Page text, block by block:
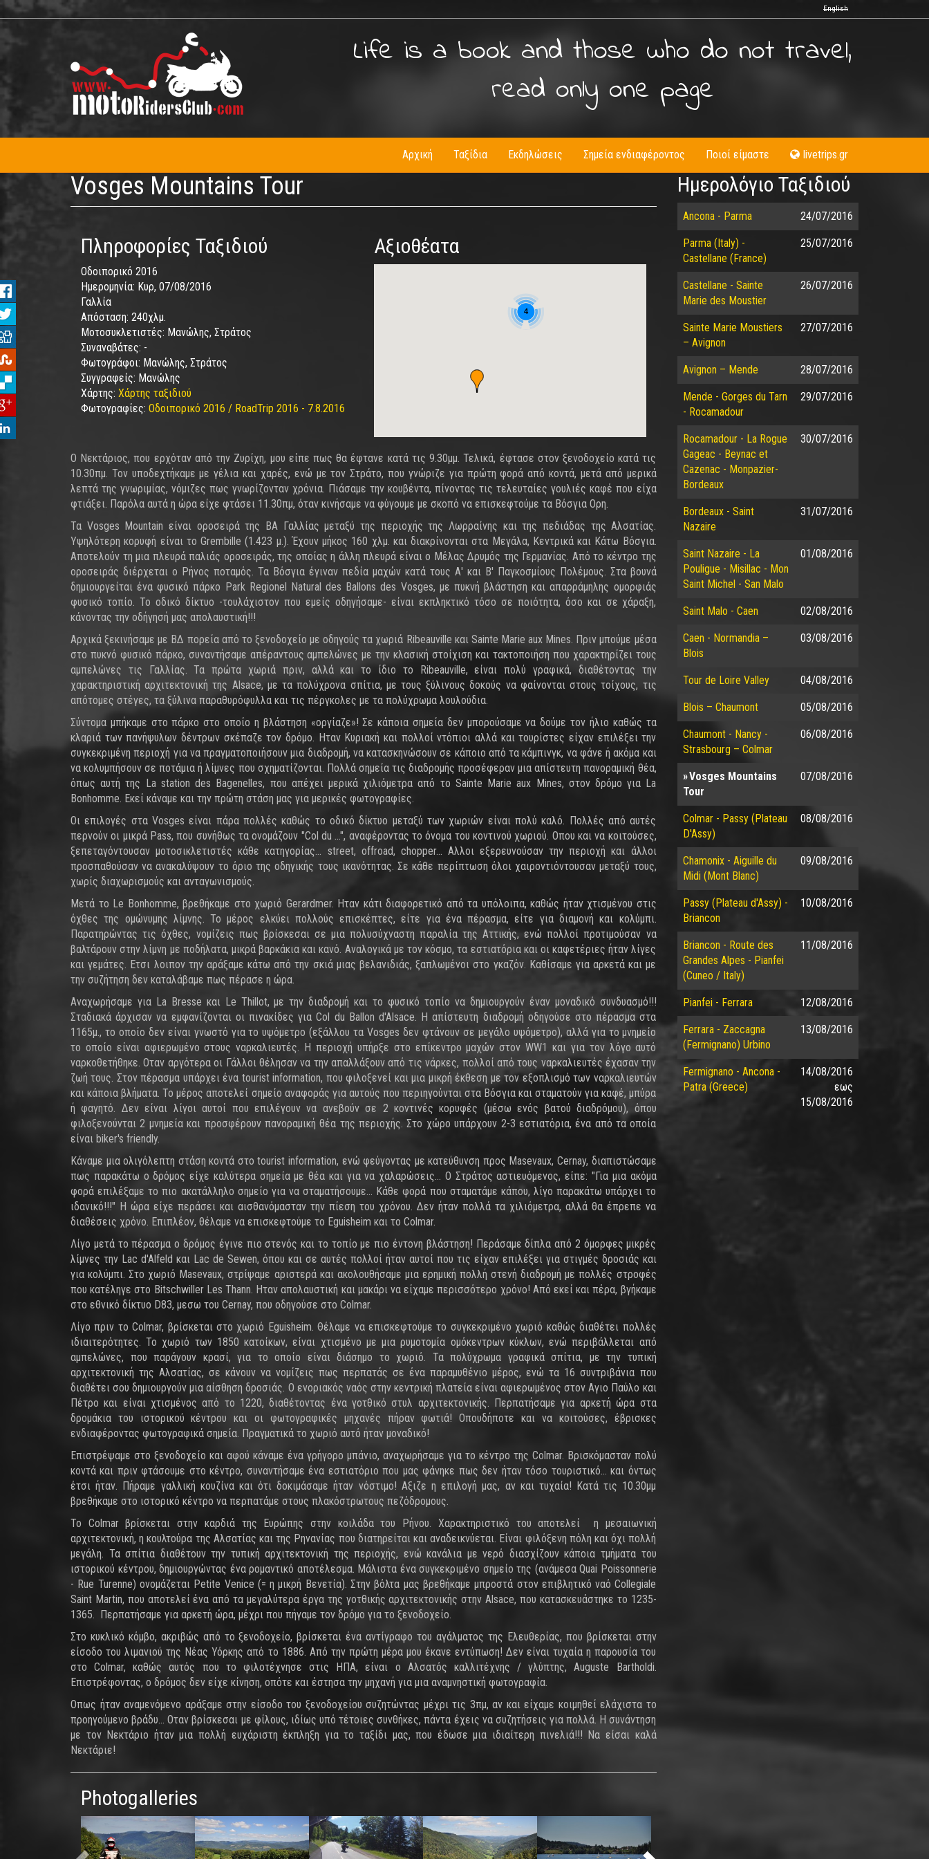
Παράκαμψη
προς
English
Life is a book and those who do not travel,
read only one page
Αρχική Ταξίδια Εκδηλώσεις Σημεία ενδιαφέροντος Ποιοί είμαστε livetrips.gr
Vosges Mountains Tour
Πληροφορίες Ταξιδιού
Οδοιπορικό 2016
Ημερομηνία: Κυρ, 07/08/2016
Γαλλία
Απόσταση: 240χλμ.
Μοτοσυκλετιστές: Μανώλης, Στράτος
Συναναβάτες: -
Φωτογράφοι: Μανώλης, Στράτος
Συγγραφείς: Μανώλης
Χάρτης: Χάρτης ταξιδιού
Φωτογραφίες: Οδοιπορικό 2016 / RoadTrip 2016 - 7.8.2016
Αξιοθέατα
4
Ο Νεκτάριος, που ερχόταν από την Ζυρίχη, μου είπε πως θα έφτανε κατά τις 9.30μμ. Τελικά, έφτασε στον ξενοδοχείο κατά τις
10.30πμ. Τον υποδεχτήκαμε με γέλια και χαρές, ενώ με τον Στράτο, που γνώριζε για πρώτη φορά από κοντά, μετά από μερικά
λεπτά της γνωριμίας, νόμιζες πως γνωρίζονταν χρόνια. Πιάσαμε την κουβέντα, πίνοντας τις τελευταίες γουλιές καφέ που είχα
φτιάξει. Παρόλα αυτά η ώρα είχε φτάσει 11.30πμ, όταν κινήσαμε να φύγουμε με σκοπό να επισκεφτούμε τα Βόσγια Ορη.
Τα Vosges Mountain είναι οροσειρά της ΒΑ Γαλλίας μεταξύ της περιοχής της Λωρραίνης και της πεδιάδας της Αλσατίας.
Υψηλότερη κορυφή είναι το Grembille (1.423 μ.). Έχουν μήκος 160 χλμ. και διακρίνονται στα Μεγάλα, Κεντρικά και Κάτω Βόσγια.
Αποτελούν τη μια πλευρά παλιάς οροσειράς, της οποίας η άλλη πλευρά είναι ο Μέλας Δρυμός της Γερμανίας. Από το κέντρο της
οροσειράς διέρχεται ο Ρήνος ποταμός. Τα Βόσγια έγιναν πεδία μαχών κατά τους Α' και Β' Παγκοσμίους Πολέμους. Στα βουνά
δημιουργείται ένα φυσικό πάρκο Park Regionel Natural des Ballons des Vosges, με πυκνή βλάστηση και απαρράμηλης ομορφιάς
φυσικό τοπίο. Το οδικό δίκτυο -τουλάχιστον που εμείς οδηγήσαμε- είναι εκπληκτικό τόσο σε ποιότητα, όσο και σε χάραξη,
κάνοντας την οδήγησή μας απολαυστική!!!
Αρχικά ξεκινήσαμε με ΒΔ πορεία από το ξενοδοχείο με οδηγούς τα χωριά Ribeauville και Sainte Marie aux Mines. Πριν μπούμε μέσα
στο πυκνό φυσικό πάρκο, συναντήσαμε απέραντους αμπελώνες με την κλασική στοίχιση και τακτοποιήση που χαρακτηρίζει τους
αμπελώνες τις Γαλλίας. Τα πρώτα χωριά πριν, αλλά και το ίδιο το Ribeauville, είναι πολύ γραφικά, διαθέτοντας την
χαρακτηριστική αρχιτεκτονική της Alsace, με τα πολύχρονα σπίτια, με τους ξύλινους δοκούς να φαίνονται στους τοίχους, τις
απότομες στέγες, τα ξύλινα παραθυρόφυλλα και τις πέργκολες με τα πολύχρωμα λουλούδια.
Σύντομα μπήκαμε στο πάρκο στο οποίο η βλάστηση «οργίαζε»! Σε κάποια σημεία δεν μπορούσαμε να δούμε τον ήλιο καθώς τα
κλαριά των πανήψυλων δέντρων σκέπαζε τον δρόμο. Ηταν Κυριακή και πολλοί ντόπιοι αλλά και τουρίστες είχαν επιλέξει την
συγκεκριμένη περιοχή για να πραγματοποιήσουν μια διαδρομή, να κατασκηνώσουν σε κάποιο από τα κάμπινγκ, να φάνε ή ακόμα και
να κολυμπήσουν σε ποτάμια ή λίμνες που σχηματίζονται. Πολλά σημεία τις διαδρομής προσέφεραν μια απίστευτη πανοραμική θέα,
όπως αυτή της La station des Bagenelles, που απέχει μερικά χιλιόμετρα από το Sainte Marie aux Mines, στον δρόμο για La
Bonhomme. Εκεί κάναμε και την πρώτη στάση μας για μερικές φωτογραφίες.
Οι επιλογές στα Vosges είναι πάρα πολλές καθώς το οδικό δίκτυο μεταξύ των χωριών είναι πολύ καλό. Πολλές από αυτές
περνούν οι μικρά Pass, που συνήθως τα ονομάζουν "Col du ...", αναφέροντας το όνομα του κοντινού χωριού. Οπου και να κοιτούσες,
ξεπεταγόντουσαν μοτοσικλετιστές κάθε κατηγορίας... street, offroad, chopper... Αλλοι εξερευνούσαν την περιοχή και άλλοι
προσπαθούσαν να ανακαλύψουν το όριο της οδηγικής τους ικανότητας. Σε κάθε περίπτωση όλοι χαιροντιόντουσαν μεταξύ τους,
χωρίς διαχωρισμούς και ανταγωνισμούς.
Μετά το Le Bonhomme, βρεθήκαμε στο χωριό Gerardmer. Ηταν κάτι διαφορετικό από τα υπόλοιπα, καθώς ήταν χτισμένου στις
όχθες της ομώνυμης λίμνης. Το μέρος ελκύει πολλούς επισκέπτες, είτε για ένα πέρασμα, είτε για διαμονή και κολύμπι.
Παρατηρώντας τις όχθες, νομίζεις πως βρίσκεσαι σε μια πολυσύχναστη παραλία της Αττικής, ενώ πολλοί προτιμούσαν να
βαλτάρουν στην λίμνη με ποδήλατα, μικρά βαρκάκια και κανό. Αναλογικά με τον κόσμο, τα εστιατόρια και οι καφετέριες ήταν λίγες
και γεμάτες. Ετσι λοιπον την αράξαμε κάτω από την σκιά μιας βελανιδιάς, ξαπλωμένοι στο γκαζόν. Καθίσαμε για αρκετά και με
την συζήτηση δεν καταλάβαμε πως πέρασε η ώρα.
Αναχωρήσαμε για La Bresse και Le Thillot, με την διαδρομή και το φυσικό τοπίο να δημιουργούν έναν μοναδικό συνδυασμό!!!
Σταδιακά άρχισαν να εμφανίζονται οι πινακίδες για Col du Ballon d'Alsace. H απίστευτη διαδρομή οδηγούσε στο πέρασμα στα
1165μ., το οποίο δεν είναι γνωστό για το υψόμετρο (εξάλλου τα Vosges δεν φτάνουν σε μεγάλο υψόμετρο), αλλά για το μνημείο
το οποίο είναι αφιερωμένο στους ναρκαλιευτές. Η περιοχή υπήρξε στο επίκεντρο μαχών στον WW1 και για τον λόγο αυτό
ναρκοθετήθηκε. Οταν αργότερα οι Γάλλοι θέλησαν να την απαλλάξουν από τις νάρκες, πολλοί από τους ναρκαλιευτές έχασαν την
ζωή τους. Στον πέρασμα υπάρχει ένα tourist information, που φιλοξενεί και μια μικρή έκθεση με τον εξοπλισμό των ναρκαλιευτών
και κάποια βλήματα. Το μέρος αποτελεί σημείο αναφοράς για αυτούς που περιηγούνται στα Βόσγια και σταματούν για καφέ, μπύρα
ή φαγητό. Δεν είναι λίγοι αυτοί που επιλέγουν να ανεβούν σε 2 κοντινές κορυφές (μέσω ενός βατού διαδρόμου), όπου
φιλοξενούνται 2 μνημεία και προσφέρουν πανοραμική θέα της περιοχής. Στο χώρο υπάρχουν 2-3 εστιατόρια, ένα από τα οποία
είναι biker's friendly.
Κάναμε μια ολιγόλεπτη στάση κοντά στο tourist information, ενώ φεύγοντας με κατεύθυνση προς Masevaux, Cernay, διαπιστώσαμε
πως παρακάτω ο δρόμος είχε καλύτερα σημεία με θέα και για να χαλαρώσεις... Ο Στράτος αστιευόμενος, είπε: "Για μια ακόμα
φορά επιλέξαμε το πιο ακατάλληλο σημείο για να σταματήσουμε... Κάθε φορά που σταματάμε κάπου, λίγο παρακάτω υπάρχει το
ιδανικό!!!" Η ώρα είχε περάσει και αισθανόμασταν την πίεση του χρόνου. Δεν ήταν πολλά τα χιλιόμετρα, αλλά θα έπρεπε να
διαθέσεις χρόνο. Επιπλέον, θέλαμε να επισκεφτούμε το Eguisheim και το Colmar.
Λίγο μετά το πέρασμα ο δρόμος έγινε πιο στενός και το τοπίο με πιο έντονη βλάστηση! Περάσαμε δίπλα από 2 όμορφες μικρές
λίμνες την Lac d'Alfeld και Lac de Sewen, όπου και σε αυτές πολλοί ήταν αυτοί που τις είχαν επιλέξει για στιγμές δροσιάς και
για κολύμπι. Στο χωριό Masevaux, στρίψαμε αριστερά και ακολουθήσαμε μια ερημική πολλή στενή διαδρομή με πολλές στροφές
που κατέληγε στο Bitschwiller Les Thann. Ηταν απολαυστική και μακάρι να είχαμε περισσότερο χρόνο! Από εκεί και πέρα, βγήκαμε
στο εθνικό δίκτυο D83, μεσω του Cernay, που οδηγούσε στο Colmar.
Λίγο πριν το Colmar, βρίσκεται στο χωριό Eguisheim. Θέλαμε να επισκεφτούμε το συγκεκριμένο χωριό καθώς διαθέτει πολλές
ιδιαιτερότητες. Το χωριό των 1850 κατοίκων, είναι χτισμένο με μια ρυμοτομία ομόκεντρων κύκλων, ενώ περιβάλλεται από
αμπελώνες, που παράγουν κρασί, για το οποίο είναι διάσημο το χωριό. Τα πολύχρωμα γραφικά σπίτια, με την τυπική
αρχιτεκτονική της Αλσατίας, σε κάνουν να νομίζεις πως περπατάς σε ένα παραμυθένιο μέρος, ενώ τα 16 συντριβάνια που
διαθέτει σου δημιουργούν μια αίσθηση δροσιάς. Ο ενοριακός ναός στην κεντρική πλατεία είναι αφιερωμένος στον Αγιο Παύλο και
Πέτρο και είναι χτισμένος από το 1220, διαθέτοντας ένα γοτθικό στυλ αρχιτεκτονικής. Περπατήσαμε για αρκετή ώρα στα
δρομάκια του ιστορικού κέντρου και οι φωτογραφικές μηχανές πήραν φωτιά! Οπουδήποτε και να κοιτούσες, έβρισκες
ενδιαφέροντας φωτογραφικά σημεία. Πραγματικά το χωριό αυτό ήταν μοναδικό!
Επιστρέψαμε στο ξενοδοχείο και αφού κάναμε ένα γρήγορο μπάνιο, αναχωρήσαμε για το κέντρο της Colmar. Βρισκόμασταν πολύ
κοντά και πριν φτάσουμε στο κέντρο, συναντήσαμε ένα εστιατόριο που μας φάνηκε πως δεν ήταν τόσο τουριστικό... και όντως
έτσι ήταν. Πήραμε γαλλική κουζίνα και ότι δοκιμάσαμε ήταν νόστιμο! Αξιζε η επιλογή μας, αν και τυχαία! Κατά τις 10.30μμ
βρεθήκαμε στο ιστορικό κέντρο να περπατάμε στους πλακόστρωτους πεζόδρομους.
Το Colmar βρίσκεται στην καρδιά της Ευρώπης στην κοιλάδα του Ρήνου. Χαρακτηριστικό του αποτελεί η μεσαιωνική
αρχιτεκτονική, η κουλτούρα της Αλσατίας και της Ρηνανίας που διατηρείται και αναδεικνύεται. Είναι φιλόξενη πόλη και όχι πολλή
μεγάλη. Τα σπίτια διαθέτουν την τυπική αρχιτεκτονική της περιοχής, ενώ κανάλια με νερό διασχίζουν κάποια τμήματα του
ιστορικού κέντρου, δημιουργώντας ένα ρομαντικό αποτέλεσμα. Μάλιστα ένα συγκεκριμένο σημείο της (ανάμεσα Quai Poissonnerie
- Rue Turenne) ονομάζεται Petite Venice (= η μικρή Βενετία). Στην βόλτα μας βρεθήκαμε μπροστά στον επιβλητικό ναό Collegiale
Saint Martin, που αποτελεί ένα από τα μεγαλύτερα έργα της γοτθικής αρχιτεκτονικής στην Alsace, που κατασκευάστηκε το 1235-
1365. Περπατήσαμε για αρκετή ώρα, μέχρι που πήγαμε τον δρόμο για το ξενοδοχείο.
Στο κυκλικό κόμβο, ακριβώς από το ξενοδοχείο, βρίσκεται ένα αντίγραφο του αγάλματος της Ελευθερίας, που βρίσκεται στην
είσοδο του λιμανιού της Νέας Υόρκης από το 1886. Από την πρώτη μέρα μου έκανε εντύπωση! Δεν είναι τυχαία η παρουσία του
στο Colmar, καθώς αυτός που το φιλοτέχνησε στις ΗΠΑ, είναι ο Αλσατός καλλιτέχνης / γλύπτης, Auguste Bartholdi.
Επιστρέφοντας, ο δρόμος δεν είχε κίνηση, οπότε και έστησα την μηχανή για μια αναμνηστική φωτογραφία.
Οπως ήταν αναμενόμενο αράξαμε στην είσοδο του ξενοδοχείου συζητώντας μέχρι τις 3πμ, αν και είχαμε κοιμηθεί ελάχιστα το
προηγούμενο βράδυ... Οταν βρίσκεσαι με φίλους, ιδίως υπό τέτοιες συνθήκες, πάντα έχεις να συζητήσεις για πολλά. Η συνάντηση
με τον Νεκτάριο ήταν μια πολλή ευχάριστη έκπληξη για το ταξίδι μας, που έδωσε μια ιδιαίτερη πινελιά!!! Να είσαι καλά
Νεκτάριε!
Ημερολόγιο Ταξιδιού
Ancona - Parma 24/07/2016
Parma (Italy) -
Castellane (France)
25/07/2016
Castellane - Sainte
Marie des Moustier
26/07/2016
Sainte Marie Moustiers
– Avignon
27/07/2016
Avignon – Mende 28/07/2016
Mende - Gorges du Tarn
- Rocamadour
29/07/2016
Rocamadour - La Rogue
Gageac - Beynac et
Cazenac - Monpazier-
Bordeaux
30/07/2016
Bordeaux - Saint
Nazaire
31/07/2016
Saint Nazaire - La
Pouligue - Misillac - Mon
Saint Michel - San Malo
01/08/2016
Saint Malo - Caen 02/08/2016
Caen - Normandia –
Blois
03/08/2016
Tour de Loire Valley 04/08/2016
Blois – Chaumont 05/08/2016
Chaumont - Nancy -
Strasbourg – Colmar
06/08/2016
Vosges Mountains
Tour
07/08/2016
Colmar - Passy (Plateau
D'Assy)
08/08/2016
Chamonix - Aiguille du
Midi (Mont Blanc)
09/08/2016
Passy (Plateau d'Assy) -
Briancon
10/08/2016
Briancon - Route des
Grandes Alpes - Pianfei
(Cuneo / Italy)
11/08/2016
Pianfei - Ferrara 12/08/2016
Ferrara - Zaccagna
(Fermignano) Urbino
13/08/2016
Fermignano - Ancona -
Patra (Greece)
14/08/2016
εως
15/08/2016
Photogalleries